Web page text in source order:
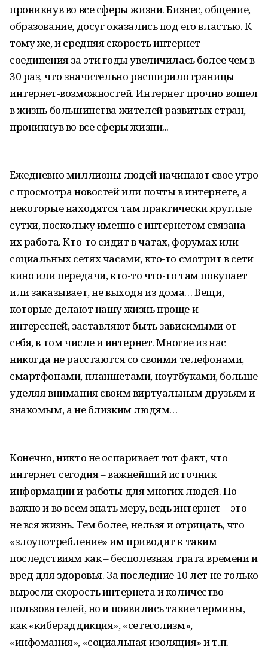
проникнув во все сферы жизни. Бизнес, общение,
образование, досуг оказались под его властью. К
тому же, и средняя скорость интернет-
соединения за эти годы увеличилась более чем в
30 раз, что значительно расширило границы
интернет-возможностей. Интернет прочно вошел
в жизнь большинства жителей развитых стран,
проникнув во все сферы жизни...
Ежедневно миллионы людей начинают свое утро
с просмотра новостей или почты в интернете, а
некоторые находятся там практически круглые
сутки, поскольку именно с интернетом связана
их работа. Кто-то сидит в чатах, форумах или
социальных сетях часами, кто-то смотрит в сети
кино или передачи, кто-то что-то там покупает
или заказывает, не выходя из дома… Вещи,
которые делают нашу жизнь проще и
интересней, заставляют быть зависимыми от
себя, в том числе и интернет. Многие из нас
никогда не расстаются со своими телефонами,
смартфонами, планшетами, ноутбуками, больше
уделяя внимания своим виртуальным друзьям и
знакомым, а не близким людям…
Конечно, никто не оспаривает тот факт, что
интернет сегодня – важнейший источник
информации и работы для многих людей. Но
важно и во всем знать меру, ведь интернет – это
не вся жизнь. Тем более, нельзя и отрицать, что
«злоупотребление» им приводит к таким
последствиям как – бесполезная трата времени и
вред для здоровья. За последние 10 лет не только
выросли скорость интернета и количество
пользователей, но и появились такие термины,
как «кибераддикция», «сетеголизм»,
«инфомания», «социальная изоляция» и т.п.